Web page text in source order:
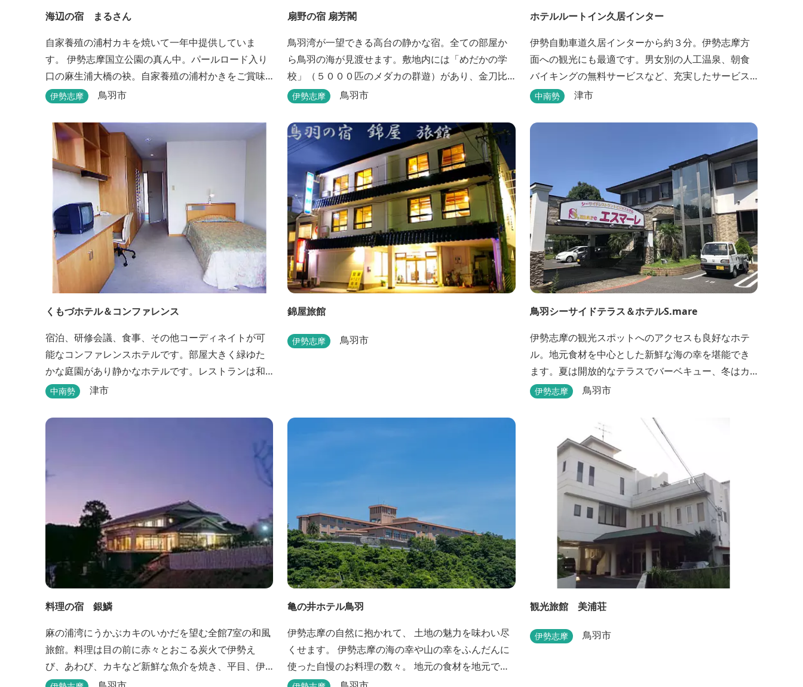
海辺の宿 まるさん
自家養殖の浦村カキを焼いて一年中提供していま
す。 伊勢志摩国立公園の真ん中。パールロード入り
口の麻生浦大橋の袂。自家養殖の浦村かきをご賞味
下さい。
伊勢志摩 鳥羽市
扇野の宿 扇芳閣
鳥羽湾が一望できる高台の静かな宿。全ての部屋か
ら鳥羽の海が見渡せます。敷地内には「めだかの学
校」（５０００匹のメダカの群遊）があり、金刀比
羅宮への散策道には梅や桜など四季折々の花が咲き
会うことが出来ます。 扇野温泉”初蕾の湯”では、水
琴窟の音に耳をすませてみてください。ユニバーサ
ルルーム、露天風呂付客室もあります。
伊勢志摩 鳥羽市
ホテルルートイン久居インター
伊勢自動車道久居インターから約３分。伊勢志摩方
面への観光にも最適です。男女別の人工温泉、朝食
バイキングの無料サービスなど、充実したサービス
でお待ちしております。近くに多数の飲食店や物販
中南勢 津市
くもづホテル＆コンファレンス
宿泊、研修会議、食事、その他コーディネイトが可
能なコンファレンスホテルです。部屋大きく緑ゆた
かな庭園があり静かなホテルです。レストランは和
洋とも対応可能で、特にフランス料理（フルコー
中南勢 津市
錦屋旅館
伊勢志摩 鳥羽市
鳥羽シーサイドテラス＆ホテルS.mare
伊勢志摩の観光スポットへのアクセスも良好なホテ
ル。地元食材を中心とした新鮮な海の幸を堪能でき
ます。夏は開放的なテラスでバーベキュー、冬はカ
キの食べ放題を楽しめます。
伊勢志摩 鳥羽市
料理の宿 銀鱗
麻の浦湾にうかぶカキのいかだを望む全館7室の和風
旅館。料理は目の前に赤々とおこる炭火で伊勢え
び、あわび、カキなど新鮮な魚介を焼き、平目、伊
勢えび、サザエなどの舟盛り、煮物、揚げ物などの
亀の井ホテル鳥羽
伊勢志摩の自然に抱かれて、 土地の魅力を味わい尽
くせます。 伊勢志摩の海の幸や山の幸をふんだんに
使った自慢のお料理の数々。 地元の食材を地元で味
わうのは、 旅の醍醐味のひとつです。 鳥羽湾の潮風
観光旅館 美浦荘
伊勢志摩 鳥羽市